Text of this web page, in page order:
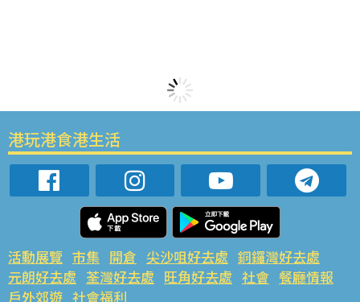
港玩港食港生活
活動展覽 市集 開倉 尖沙咀好去處 銅鑼灣好去處
元朗好去處 荃灣好去處 旺角好去處 社會 餐廳情報
戶外郊遊 社會福利